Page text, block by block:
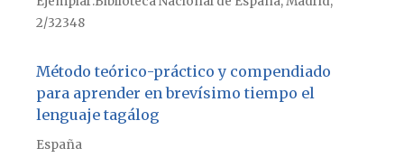
2/32348
Método teórico-práctico y compendiado
para aprender en brevísimo tiempo el
lenguaje tagálog
España